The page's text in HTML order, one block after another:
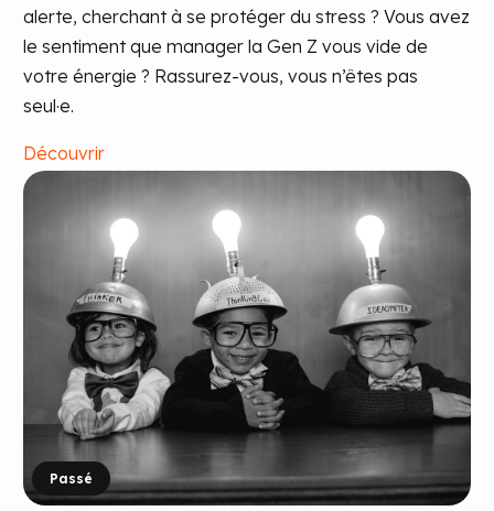
alerte, cherchant à se protéger du stress ? Vous avez
le sentiment que manager la Gen Z vous vide de
votre énergie ? Rassurez-vous, vous n’êtes pas
seul·e.
Découvrir
Passé